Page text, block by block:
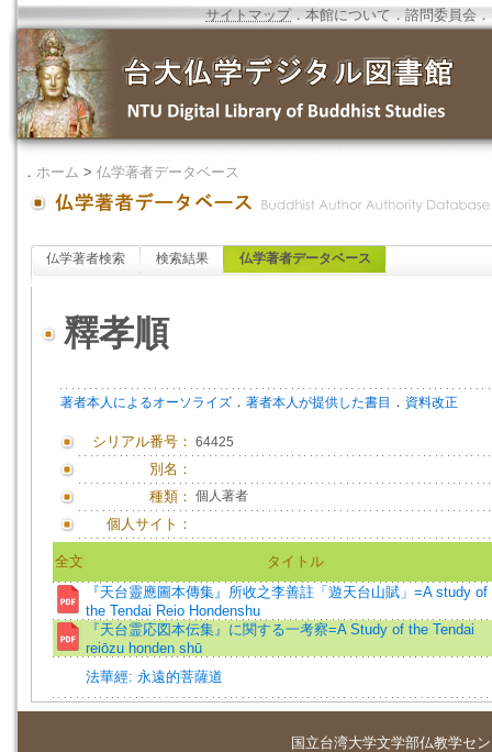
サイトマップ．本館について ．諮問委員会 ．
． ホーム > 仏学著者データベース
仏学著者検索 検索結果 仏学著者データベース
釋孝順
著者本人によるオーソライズ ． 著者本人が提供した書目 ． 資料改正
シリアル番号： 64425
別名：
種類： 個人著者
個人サイト：
全文
タイトル
『天台靈應圖本傳集』所收之李善註「遊天台山賦」=A study of
the Tendai Reio Hondenshu
『天台霊応図本伝集』に関する一考察=A Study of the Tendai
reiōzu honden shū
法華經: 永遠的菩薩道
国立台湾大学文学部仏教学セ